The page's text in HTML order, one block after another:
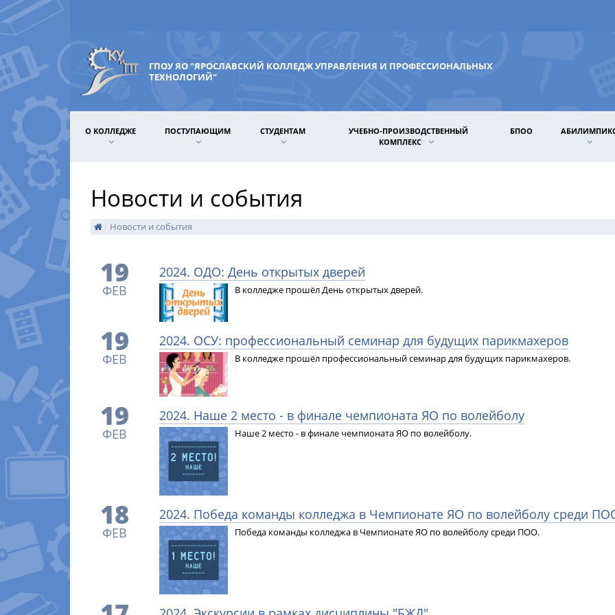
ГПОУ ЯО "ЯРОСЛАВСКИЙ КОЛЛЕДЖ УПРАВЛЕНИЯ И ПРОФЕССИОНАЛЬНЫХ
ТЕХНОЛОГИЙ"
О КОЛЛЕДЖЕ ПОСТУПАЮЩИМ СТУДЕНТАМ
УЧЕБНО-ПРОИЗВОДСТВЕННЫЙ
КОМПЛЕКС
БПОО
Новости и события
/ Новости и события
19
ФЕВ
2024. ОДО: День открытых дверей
В колледже прошёл День открытых дверей.
19
ФЕВ
2024. ОСУ: профессиональный семинар для будущих парикмахеров
В колледже прошёл профессиональный семинар для будущих парикмахеров.
19
ФЕВ
2024. Наше 2 место - в финале чемпионата ЯО по волейболу
Наше 2 место - в финале чемпионата ЯО по волейболу.
18
ФЕВ
2024. Победа команды колледжа в Чемпионате ЯО по волейболу среди
Победа команды колледжа в Чемпионате ЯО по волейболу среди ПОО.